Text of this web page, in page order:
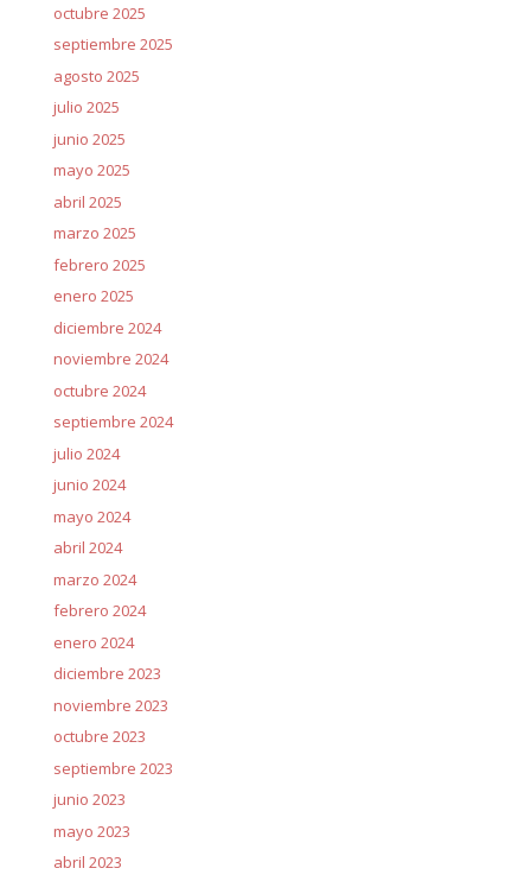
octubre 2025
septiembre 2025
agosto 2025
julio 2025
junio 2025
mayo 2025
abril 2025
marzo 2025
febrero 2025
enero 2025
diciembre 2024
noviembre 2024
octubre 2024
septiembre 2024
julio 2024
junio 2024
mayo 2024
abril 2024
marzo 2024
febrero 2024
enero 2024
diciembre 2023
noviembre 2023
octubre 2023
septiembre 2023
junio 2023
mayo 2023
abril 2023